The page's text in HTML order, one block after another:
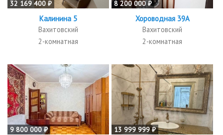
32 169 400 ₽
Калинина 5
Вахитовский
2-комнатная
8 200 000 ₽
Хороводная 39А
Вахитовский
2-комнатная
9 800 000 ₽ 13 999 999 ₽